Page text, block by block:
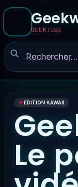
GEEKTUBE
🌸ÉDITION KAWAII
Le